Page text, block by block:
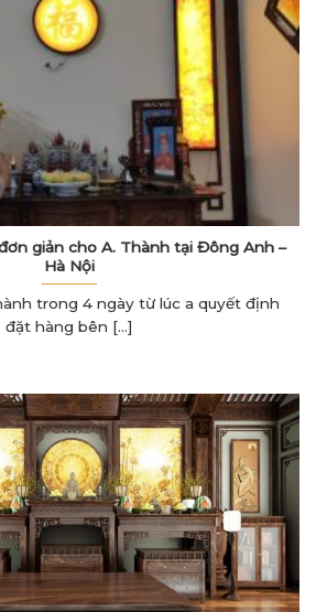
giản cho A. Thành tại Đông Anh –
Hà Nội
trong 4 ngày từ lúc a quyết định
đặt hàng bên [...]